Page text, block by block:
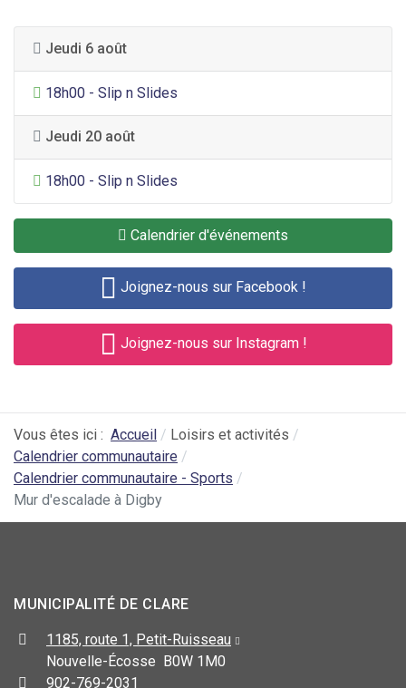
Jeudi 6 août
Divertissement général
18h00 - Slip n Slides
Jeudi 20 août
Divertissement général
18h00 - Slip n Slides
Calendrier d'événements
Joignez-nous sur Facebook !
Joignez-nous sur Instagram !
Vous êtes ici : Accueil
Loisirs et activités
Calendrier communautaire
Calendrier communautaire - Sports
Mur d'escalade à Digby
MUNICIPALITÉ DE CLARE
1185, route 1, Petit-Ruisseau
Nouvelle-Écosse B0W 1M0
902-769-2031